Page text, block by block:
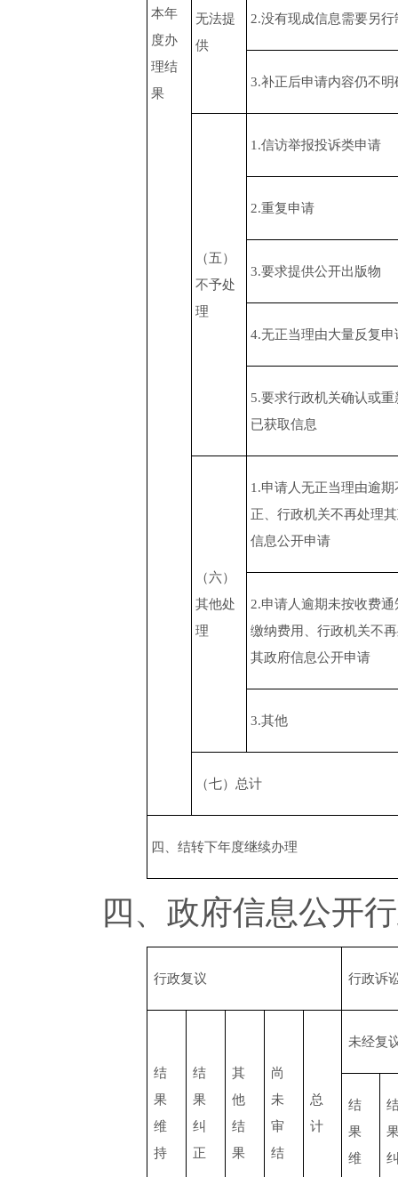
本年
度办
理结
果
无法提
供
2.没有现成信息需要另行
3.补正后申请内容仍不明
（五）
不予处
理
1.信访举报投诉类申请
2.重复申请
3.要求提供公开出版物
4.无正当理由大量反复申
5.要求行政机关确认或重
已获取信息
（六）
其他处
理
1.申请人无正当理由逾期
正、行政机关不再处理
信息公开申请
2.申请人逾期未按收费通
缴纳费用、行政机关不
其政府信息公开申请
3.其他
（七）总计
四、结转下年度继续办理
四、政府信息公开行
行政复议 行政诉
结
果
维
持
结
果
纠
正
其
他
结
果
尚
未
审
结
总
计
未经复
结
果
维